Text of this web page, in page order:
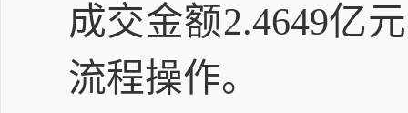
成交金额2.4649亿
流程操作。